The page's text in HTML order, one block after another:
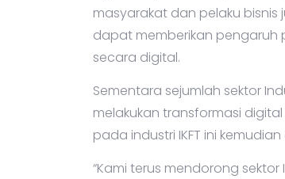
masyarakat dan pelaku
dapat memberikan pengaruh
secara digital.
Sementara sejumlah sektor
melakukan transformasi
pada industri IKFT ini
“Kami terus mendorong